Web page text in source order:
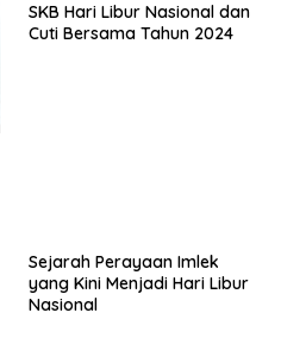
SKB Hari Libur Nasional dan
Cuti Bersama Tahun 2024
Sejarah Perayaan Imlek
yang Kini Menjadi Hari Libur
Nasional